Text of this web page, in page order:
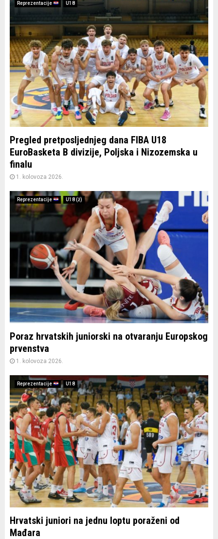
Reprezentacije U18
Pregled pretposljednjeg dana FIBA U18
EuroBasketa B divizije, Poljska i Nizozemska u
finalu
1. kolovoza 2026.
Reprezentacije U18 (ž)
Poraz hrvatskih juniorski na otvaranju Europskog
prvenstva
1. kolovoza 2026.
Reprezentacije U18
Hrvatski juniori na jednu loptu poraženi od
Mađara